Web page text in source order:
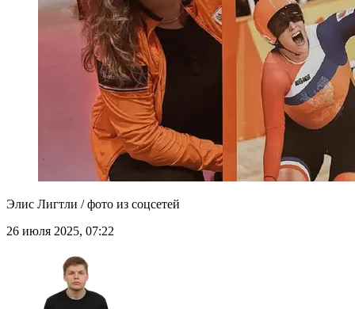
Элис Лигтли / фото из соцсетей
26 июля 2025, 07:22